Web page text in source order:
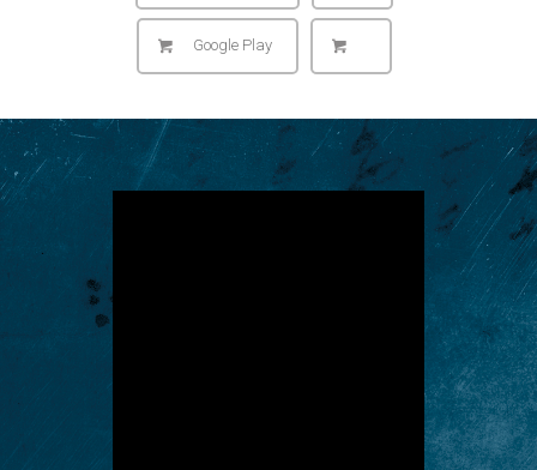
Google Play